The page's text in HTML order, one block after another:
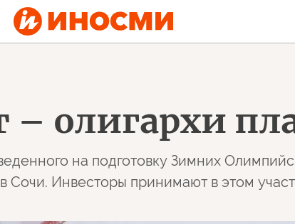
– олигархи
на подготовку Зимних
Сочи. Инвесторы принимают в этом